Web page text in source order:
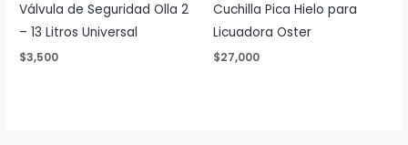
Válvula de Seguridad Olla 2
– 13 Litros Universal
$3,500
Cuchilla Pica Hielo para
Licuadora Oster
$27,000